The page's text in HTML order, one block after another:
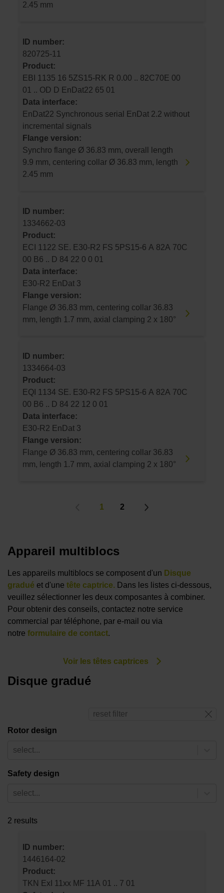
2.45 mm
ID number:
820725-11
Product:
EBI 1135 16 5ZS15-RK R 0.00 .. 82C70E 00
01 .. OD D EnDat22 65 01
Data interface:
EnDat22 Synchronous serial EnDat 2.2 without
incremental signals
Flange version:
Synchro flange Ø 36.83 mm, overall length
9.9 mm, centering collar Ø 36.83 mm, length
2.45 mm
ID number:
1334662-03
Product:
ECI 1122 SE. E30-R2 FS 5PS15-6 A 82A 70C
00 B6 .. D 84 22 0 0 01
Data interface:
E30-R2 EnDat 3
Flange version:
Flange Ø 36.83 mm, centering collar 36.83
mm, length 1.7 mm, axial clamping 2 x 180°
ID number:
1334664-03
Product:
EQI 1134 SE. E30-R2 FS 5PS15-6 A 82A 70C
00 B6 .. D 84 22 12 0 01
Data interface:
E30-R2 EnDat 3
Flange version:
Flange Ø 36.83 mm, centering collar 36.83
mm, length 1.7 mm, axial clamping 2 x 180°
1 2
Appareil multiblocs
Les appareils multiblocs se composent d'un Disque
gradué et d'une tête captrice. Dans les listes ci-dessous,
veuillez sélectionner les deux composantes à combiner.
Pour obtenir des conseils, contactez notre service
commercial par téléphone, par e-mail ou via
notre formulaire de contact.
Voir les têtes captrices
Disque gradué
reset filter
Rotor design
select...
Safety design
select...
2 results
ID number:
1446164-02
Product:
TKN ExI 11xx MF 11A 01 .. 7 01